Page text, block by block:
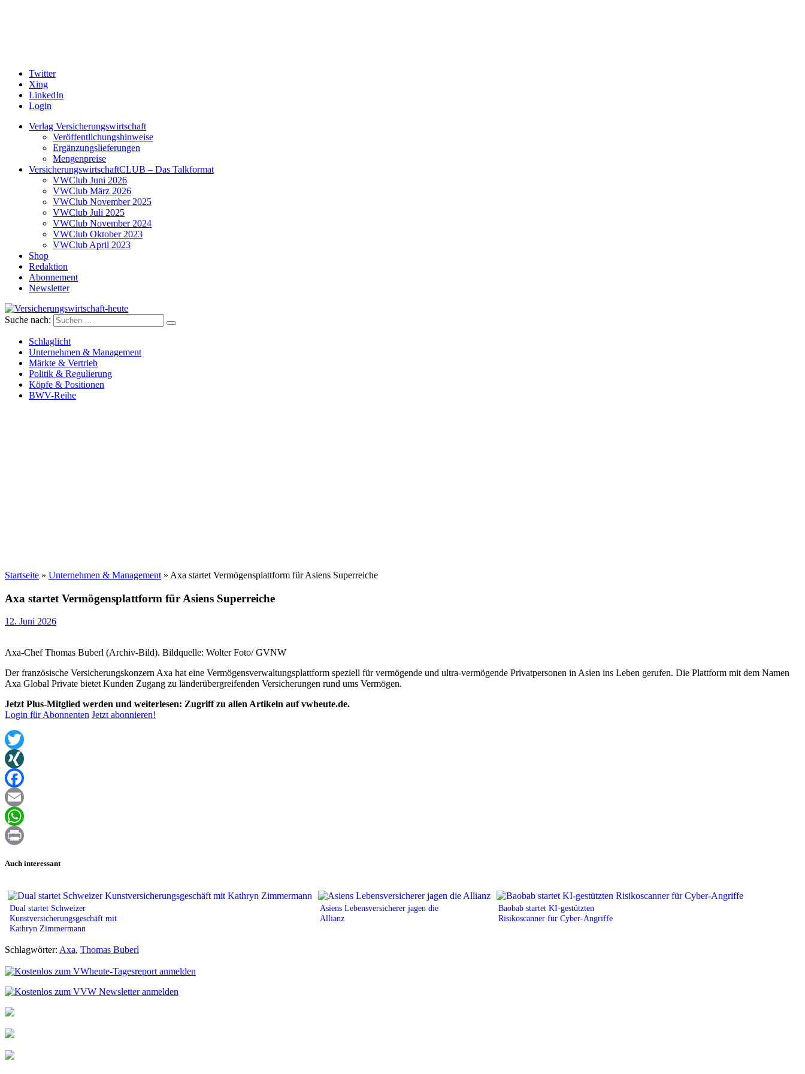
Twitter
Xing
LinkedIn
Login
Verlag Versicherungswirtschaft
Veröffentlichungshinweise
Ergänzungslieferungen
Mengenpreise
VersicherungswirtschaftCLUB – Das Talkformat
VWClub Juni 2026
VWClub März 2026
VWClub November 2025
VWClub Juli 2025
VWClub November 2024
VWClub Oktober 2023
VWClub April 2023
Shop
Redaktion
Abonnement
Newsletter
Versicherungswirtschaft-heute
Suche nach:
Schlaglicht
Unternehmen & Management
Märkte & Vertrieb
Politik & Regulierung
Köpfe & Positionen
BWV-Reihe
Startseite » Unternehmen & Management » Axa startet Vermögensplattform für Asiens Superreiche
Axa startet Vermögensplattform für Asiens Superreiche
12. Juni 2026
Axa-Chef Thomas Buberl (Archiv-Bild). Bildquelle: Wolter Foto/ GVNW
Der französische Versicherungskonzern Axa hat eine Vermögensverwaltungsplattform speziell für vermögende und ultra-vermögende Privatpersonen in Asien ins Leben gerufen. Die Plattform mit dem Namen
Axa Global Private bietet Kunden Zugang zu länderübergreifenden Versicherungen rund ums Vermögen.
Jetzt Plus-Mitglied werden und weiterlesen: Zugriff zu allen Artikeln auf vwheute.de.
Login für Abonnenten Jetzt abonnieren!
Twitter
XING
Facebook
Email
WhatsApp
Auch interessant
Dual startet Schweizer
Kunstversicherungsgeschäft mit
Kathryn Zimmermann
Asiens Lebensversicherer jagen die
Allianz
Baobab startet KI-gestützten
Risikoscanner für Cyber-Angriffe
Schlagwörter: Axa, Thomas Buberl